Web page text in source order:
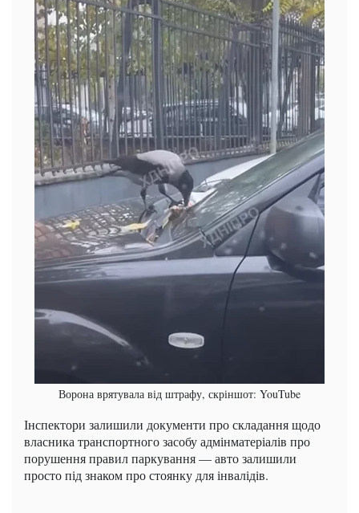
Ворона врятувала від штрафу, скріншот: YouTube
Інспектори залишили документи про складання щодо
власника транспортного засобу адмінматеріалів про
порушення правил паркування — авто залишили
просто під знаком про стоянку для інвалідів.